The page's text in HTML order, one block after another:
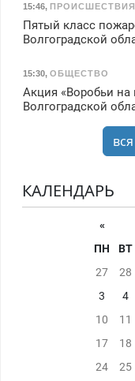
15:46, ПРОИСШЕСТВИЯ
Пятый класс
Волгоградской
15:30, ОБЩЕСТВО
Акция «Воробьи на
Волгоградской
КАЛЕНДАРЬ
«
ПН
ВТ
27
28
3
4
10
11
17
18
24
25